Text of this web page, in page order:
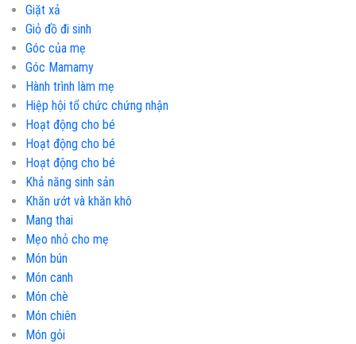
Giặt xả
Giỏ đồ đi sinh
Góc của mẹ
Góc Mamamy
Hành trình làm mẹ
Hiệp hội tổ chức chứng nhận
Hoạt động cho bé
Hoạt động cho bé
Hoạt động cho bé
Khả năng sinh sản
Khăn ướt và khăn khô
Mang thai
Mẹo nhỏ cho mẹ
Món bún
Món canh
Món chè
Món chiên
Món gỏi